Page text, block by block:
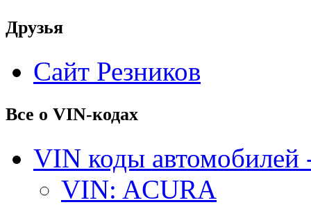
Друзья
Сайт Резников
Все о VIN-кодах
VIN коды автомобилей
VIN: ACURA